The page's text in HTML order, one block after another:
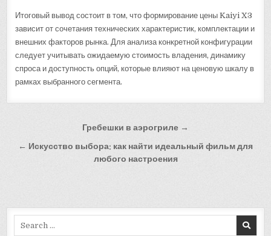
Итоговый вывод состоит в том, что формирование цены Kaiyi X3
зависит от сочетания технических характеристик, комплектации и
внешних факторов рынка. Для анализа конкретной конфигурации
следует учитывать ожидаемую стоимость владения, динамику
спроса и доступность опций, которые влияют на ценовую шкалу в
рамках выбранного сегмента.
Навигация
по
Гребешки в аэрогриле →
← Искусство выбора: как найти идеальный фильм для
любого настроения